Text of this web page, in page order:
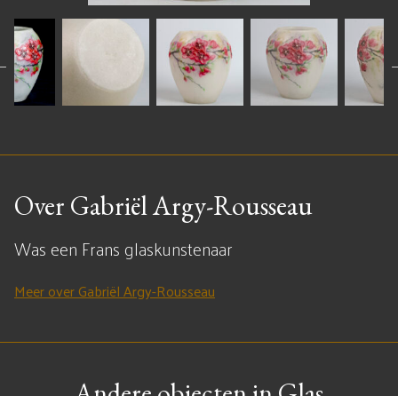
Over Gabriël Argy-Rousseau
Was een Frans glaskunstenaar
Meer over Gabriël Argy-Rousseau